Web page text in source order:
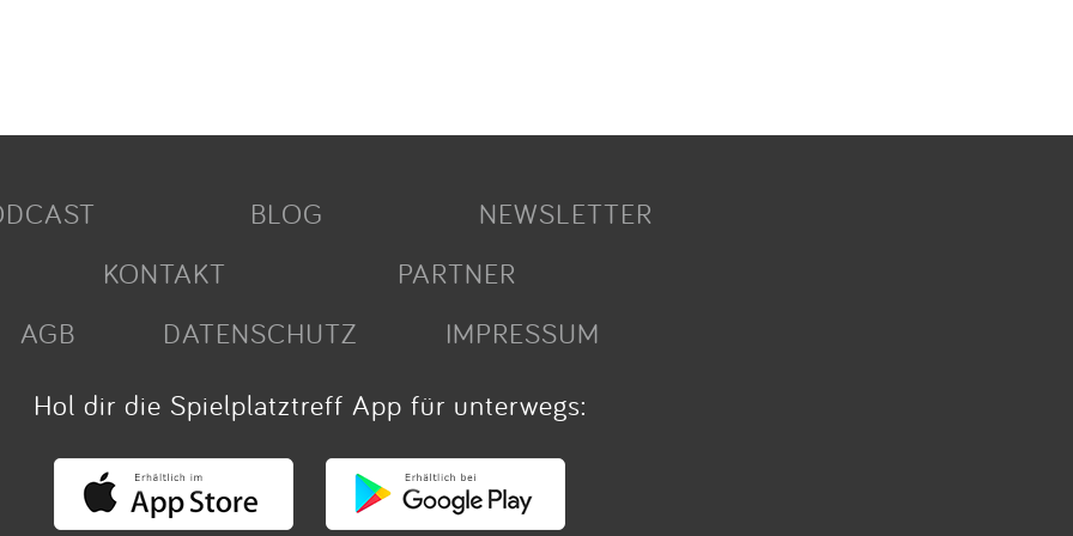
BLOG
NEWSLETTER
KONTAKT
PARTNER
AGB
DATENSCHUTZ
IMPRESSUM
Hol dir die Spielplatztreff App für unterwegs: